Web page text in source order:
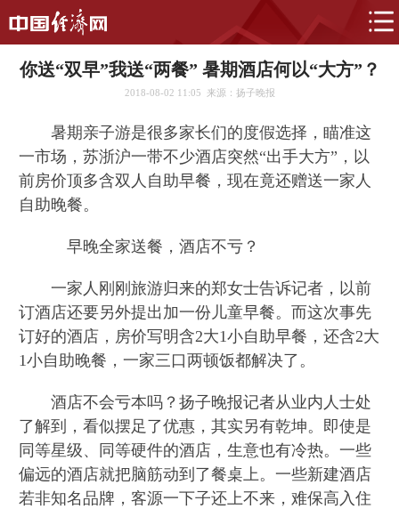
你送“双早”我送“两餐” 暑期酒店何以“大方”？
2018-08-02 11:05 来源：扬子晚报
暑期亲子游是很多家长们的度假选择，瞄准这
一市场，苏浙沪一带不少酒店突然“出手大方”，以
前房价顶多含双人自助早餐，现在竟还赠送一家人
自助晚餐。
早晚全家送餐，酒店不亏？
一家人刚刚旅游归来的郑女士告诉记者，以前
订酒店还要另外提出加一份儿童早餐。而这次事先
订好的酒店，房价写明含2大1小自助早餐，还含2大
1小自助晚餐，一家三口两顿饭都解决了。
酒店不会亏本吗？扬子晚报记者从业内人士处
了解到，看似摆足了优惠，其实另有乾坤。即使是
同等星级、同等硬件的酒店，生意也有冷热。一些
偏远的酒店就把脑筋动到了餐桌上。一些新建酒店
若非知名品牌，客源一下子还上不来，难保高入住